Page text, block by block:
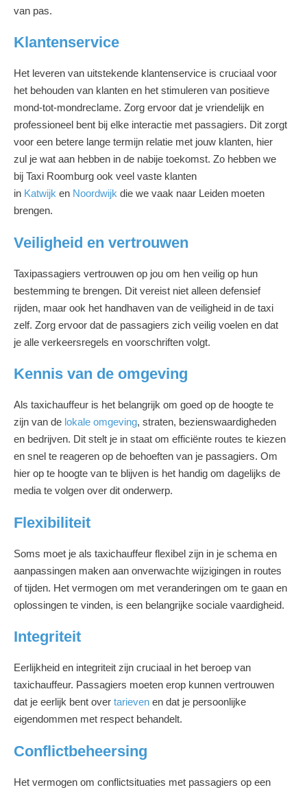
van pas.
Klantenservice
Het leveren van uitstekende klantenservice is cruciaal voor
het behouden van klanten en het stimuleren van positieve
mond-tot-mondreclame. Zorg ervoor dat je vriendelijk en
professioneel bent bij elke interactie met passagiers. Dit zorgt
voor een betere lange termijn relatie met jouw klanten, hier
zul je wat aan hebben in de nabije toekomst. Zo hebben we
bij Taxi Roomburg ook veel vaste klanten
in Katwijk en Noordwijk die we vaak naar Leiden moeten
brengen.
Veiligheid en vertrouwen
Taxipassagiers vertrouwen op jou om hen veilig op hun
bestemming te brengen. Dit vereist niet alleen defensief
rijden, maar ook het handhaven van de veiligheid in de taxi
zelf. Zorg ervoor dat de passagiers zich veilig voelen en dat
je alle verkeersregels en voorschriften volgt.
Kennis van de omgeving
Als taxichauffeur is het belangrijk om goed op de hoogte te
zijn van de lokale omgeving, straten, bezienswaardigheden
en bedrijven. Dit stelt je in staat om efficiënte routes te kiezen
en snel te reageren op de behoeften van je passagiers. Om
hier op te hoogte van te blijven is het handig om dagelijks de
media te volgen over dit onderwerp.
Flexibiliteit
Soms moet je als taxichauffeur flexibel zijn in je schema en
aanpassingen maken aan onverwachte wijzigingen in routes
of tijden. Het vermogen om met veranderingen om te gaan en
oplossingen te vinden, is een belangrijke sociale vaardigheid.
Integriteit
Eerlijkheid en integriteit zijn cruciaal in het beroep van
taxichauffeur. Passagiers moeten erop kunnen vertrouwen
dat je eerlijk bent over tarieven en dat je persoonlijke
eigendommen met respect behandelt.
Conflictbeheersing
Het vermogen om conflictsituaties met passagiers op een